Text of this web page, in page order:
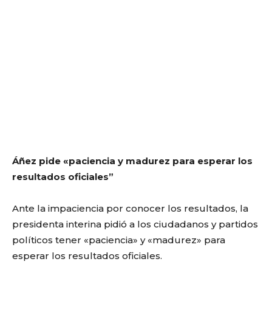
Áñez pide «paciencia y madurez para esperar los
resultados oficiales”
Ante la impaciencia por conocer los resultados, la
presidenta interina pidió a los ciudadanos y partidos
políticos tener «paciencia» y «madurez» para
esperar los resultados oficiales.